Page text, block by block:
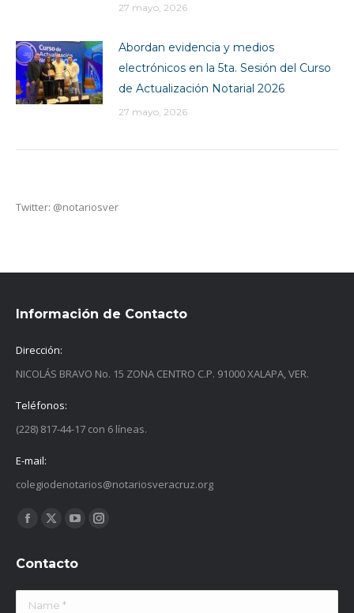
27 mayo, 2026
Abordan evidencia y medios
electrónicos en la 5ta. Sesión del Curso
de Actualización Notarial 2026
27 mayo, 2026
Twitter: @notariosver
Información de Contacto
Dirección:
NICOLÁS BRAVO No. 15 ZONA CENTRO C.P. 91000 XALAPA, VER.
Teléfonos:
(228) 817-44-17 con 6 líneas.
E-mail:
colegiodenotarios@notariosveracruz.org
Find us on:
Facebook
opens
in
new
X
opens
in
new
YouTube
opens
in
Instagram
in
Contacto
Name *